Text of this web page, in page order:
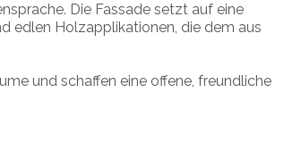
Die Fassade setzt auf eine
edlen Holzapplikationen, die dem aus
und schaffen eine offene, freundliche